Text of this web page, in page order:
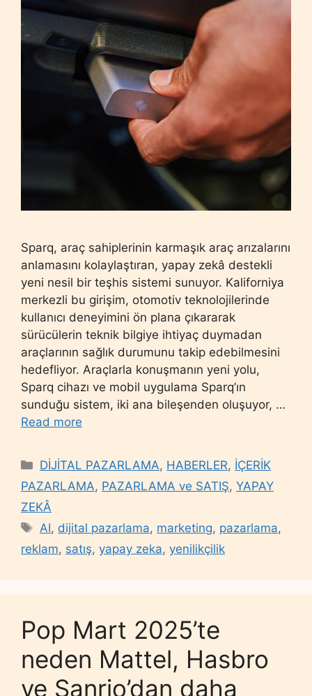
Sparq, araç sahiplerinin karmaşık araç arızalarını
anlamasını kolaylaştıran, yapay zekâ destekli
yeni nesil bir teşhis sistemi sunuyor. Kaliforniya
merkezli bu girişim, otomotiv teknolojilerinde
kullanıcı deneyimini ön plana çıkararak
sürücülerin teknik bilgiye ihtiyaç duymadan
araçlarının sağlık durumunu takip edebilmesini
hedefliyor. Araçlarla konuşmanın yeni yolu,
Sparq cihazı ve mobil uygulama Sparq’ın
sunduğu sistem, iki ana bileşenden oluşuyor, …
Read more
Categories
DİJİTAL PAZARLAMA, HABERLER, İÇERİK
PAZARLAMA, PAZARLAMA ve SATIŞ, YAPAY
ZEKÂ
Tags
AI, dijital pazarlama, marketing, pazarlama,
reklam, satış, yapay zeka, yenilikçilik
Pop Mart 2025’te
neden Mattel, Hasbro
ve Sanrio’dan daha